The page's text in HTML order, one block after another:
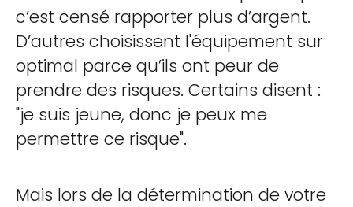
c’est censé rapporter plus d’argent.
D’autres choisissent l'équipement sur
optimal parce qu’ils ont peur de
prendre des risques. Certains disent :
"je suis jeune, donc je peux me
permettre ce risque".
Mais lors de la détermination de votre